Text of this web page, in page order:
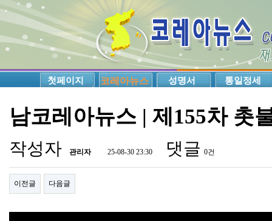
첫페이지 코레아뉴스 성명서 통일정세
남코레아뉴스 | 제155차 촛
작성자 관리자 25-08-30 23:30 댓글 0건
이전글 다음글